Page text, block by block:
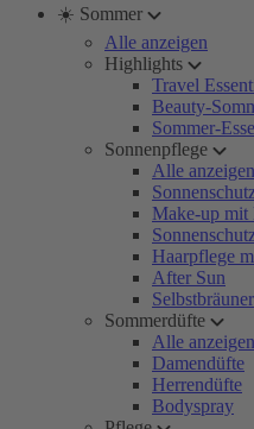
☀️ Sommer
Alle anzeigen
Highlights
Travel
Beauty-
Sommer-
Sonnenpflege
Alle anzeigen
Make-up mit
Haarpflege
After Sun
Selbstbräuner
Sommerdüfte
Alle anzeigen
Damendüfte
Herrendüfte
Bodyspray